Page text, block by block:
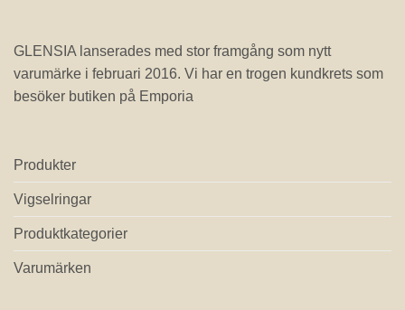
GLENSIA lanserades med stor framgång som nytt
varumärke i februari 2016. Vi har en trogen kundkrets som
besöker butiken på Emporia
Produkter
Vigselringar
Produktkategorier
Varumärken